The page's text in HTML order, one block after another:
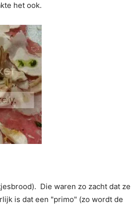
het ook.
Die waren zo zacht dat ze
is dat een "primo" (zo wordt de